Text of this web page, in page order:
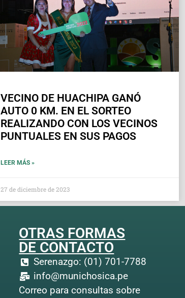
VECINO DE HUACHIPA GANÓ
AUTO 0 KM. EN EL SORTEO
REALIZANDO CON LOS VECINOS
PUNTUALES EN SUS PAGOS
LEER MÁS »
27 de diciembre de 2023
OTRAS FORMAS
DE CONTACTO
Serenazgo: (01) 701-7788
info@munichosica.pe
Correo para consultas sobre